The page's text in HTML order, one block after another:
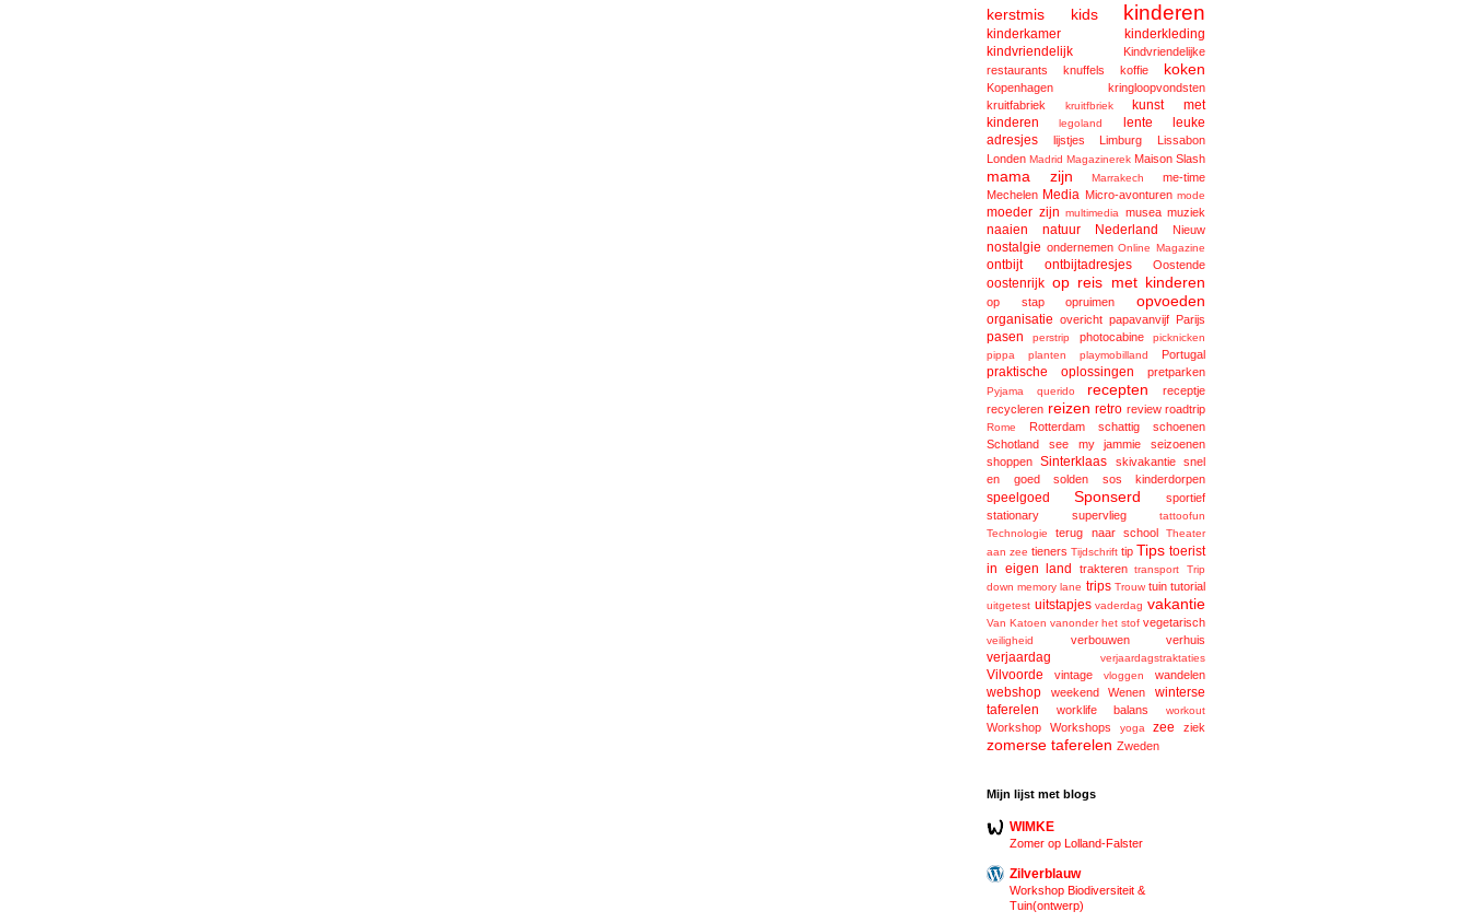
kerstmis kids kinderen
kinderkamer
kinderkleding
kindvriendelijk
Kindvriendelijke
restaurants
knuffels koffie koken
Kopenhagen
kringloopvondsten
kruitfabriek
kruitfbriek
kunst met
kinderen
legoland lente
leuke
adresjes
lijstjes Limburg
Lissabon
Londen Madrid Magazinerek Maison Slash
mama zijn Marrakech
me-time
Mechelen Media Micro-avonturen mode
moeder zijn multimedia musea muziek
naaien natuur Nederland Nieuw
nostalgie ondernemen Online Magazine
ontbijt ontbijtadresjes Oostende
oostenrijk op reis met kinderen
op stap opruimen opvoeden
organisatie overicht papavanvijf Parijs
pasen perstrip photocabine
picknicken
pippa
planten playmobilland Portugal
praktische oplossingen pretparken
Pyjama querido recepten
receptje
recycleren reizen retro review roadtrip
Rome Rotterdam schattig
schoenen
Schotland
see my jammie
seizoenen
shoppen
Sinterklaas skivakantie
snel
en goed
solden sos kinderdorpen
speelgoed Sponserd
sportief
stationary
supervlieg
tattoofun
Technologie
terug naar school
Theater
aan zee tieners Tijdschrift tip Tips toerist
in eigen land
trakteren transport
Trip
down memory lane trips Trouw tuin tutorial
uitgetest uitstapjes vaderdag vakantie
Van Katoen vanonder het stof vegetarisch
veiligheid verbouwen verhuis
verjaardag verjaardagstraktaties
Vilvoorde vintage vloggen wandelen
webshop weekend Wenen
winterse
taferelen
worklife balans workout
Workshop Workshops yoga zee ziek
zomerse taferelen Zweden
Mijn lijst met blogs
WIMKE
Zomer op Lolland-Falster
Zilverblauw
Workshop Biodiversiteit &
Tuin(ontwerp)